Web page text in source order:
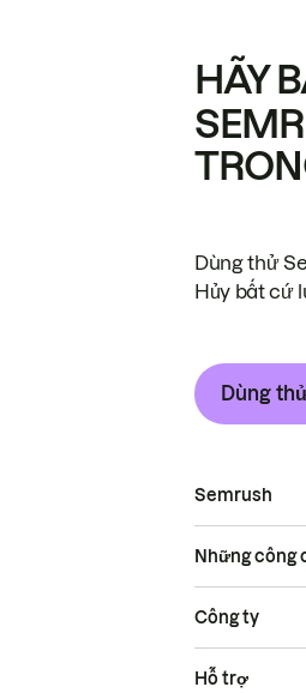
HÃY
Dùng thử
Hủy bất cứ
Dùng
Semrush
Những công
Công ty
Hỗ trợ